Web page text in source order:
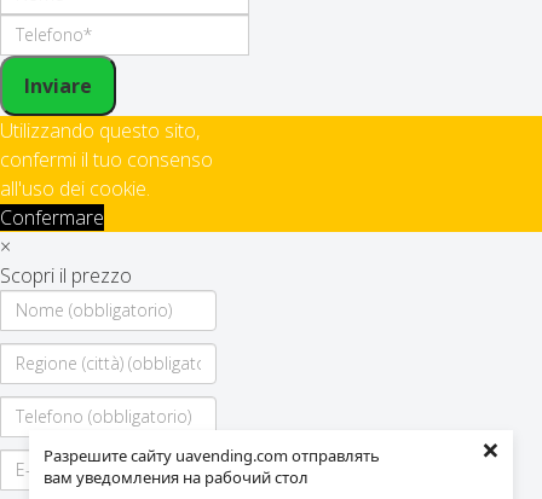
Разрешите сайту uavending.com отправлять
вам уведомления на рабочий стол
×
Inviare
Utilizzando questo sito,
confermi il tuo consenso
all'uso dei cookie.
Confermare
×
Scopri il prezzo